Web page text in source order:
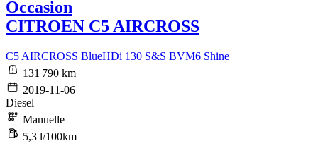
Occasion
CITROEN C5 AIRCROSS
C5 AIRCROSS BlueHDi 130 S&S BVM6 Shine
131 790 km
2019-11-06
Diesel
Manuelle
5,3 l/100km